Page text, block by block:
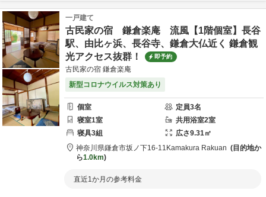
一戸建て
古民家の宿 鎌倉楽庵 流風【1階個室】長谷
駅、由比ヶ浜、長谷寺、鎌倉大仏近く 鎌倉観
光アクセス抜群！
即予約
古民家の宿 鎌倉楽庵
新型コロナウイルス対策あり
個室 定員3名
寝室1室 共用浴室2室
寝具3組 広さ9.31㎡
神奈川県鎌倉市坂ノ下16-11 Kamakura Rakuan
目的地か
ら1.0km
直近1か月の参考料金